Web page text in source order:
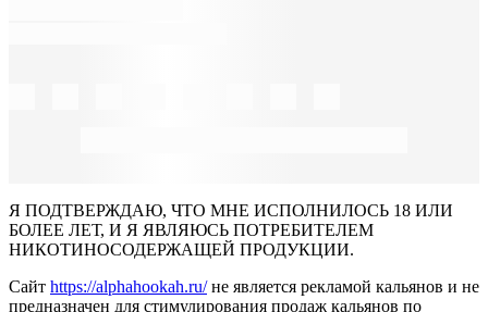
Я ПОДТВЕРЖДАЮ, ЧТО МНЕ ИСПОЛНИЛОСЬ 18 ИЛИ
БОЛЕЕ ЛЕТ, И Я ЯВЛЯЮСЬ ПОТРЕБИТЕЛЕМ
НИКОТИНОСОДЕРЖАЩЕЙ ПРОДУКЦИИ.
Сайт https://alphahookah.ru/не является рекламой кальянов и не
предназначен для стимулирования продаж кальянов по